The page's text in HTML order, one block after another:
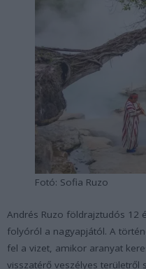
Fotó: Sofia Ruzo
Andrés Ruzo földrajztudós 12
folyóról a nagyapjától. A
fel a vizet, amikor aranyat
visszatérő veszélyes területről